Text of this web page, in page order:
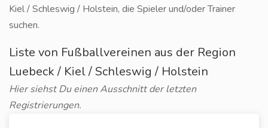
Kiel / Schleswig / Holstein, die Spieler und/oder Trainer
suchen.
Liste von Fußballvereinen aus der Region
Luebeck / Kiel / Schleswig / Holstein
Hier siehst Du einen Ausschnitt der letzten
Registrierungen.